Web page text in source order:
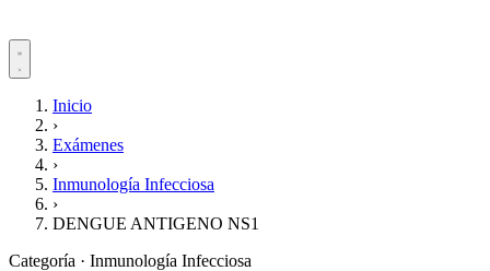
Servicios
Inicio
›
Exámenes
›
Inmunología Infecciosa
›
DENGUE ANTIGENO NS1
Categoría · Inmunología Infecciosa